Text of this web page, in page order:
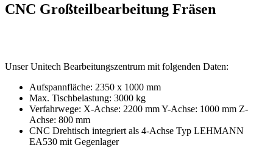
CNC Großteilbearbeitung Fräsen
Unser Unitech Bearbeitungszentrum mit folgenden Daten:
Aufspannfläche: 2350 x 1000 mm
Max. Tischbelastung: 3000 kg
Verfahrwege: X-Achse: 2200 mm Y-Achse: 1000 mm Z-
Achse: 800 mm
CNC Drehtisch integriert als 4-Achse Typ LEHMANN
EA530 mit Gegenlager